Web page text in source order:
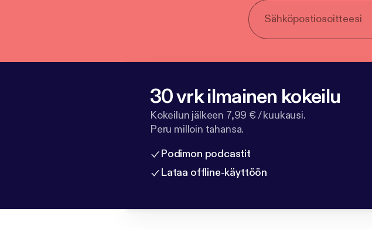
30 vrk ilmainen kokeilu
Kokeilun jälkeen 7,99 € / kuukausi.
Peru milloin tahansa.
Podimon podcastit
Lataa offline-käyttöön